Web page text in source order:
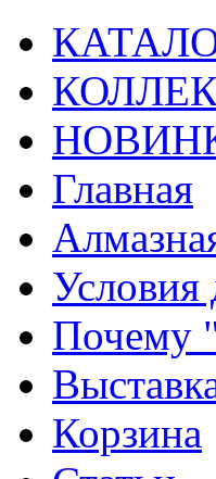
Главная
Условия
Почему
Корзина